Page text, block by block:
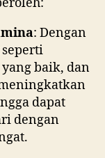
: Dengan
seperti
baik, dan
dapat
dengan